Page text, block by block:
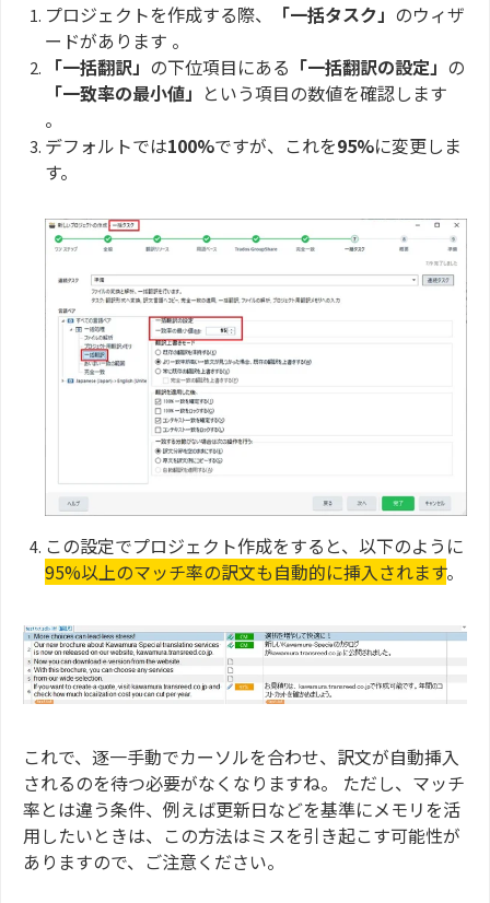
プロジェクトを作成する際、 「一括タスク」 のウィザ
ードがあります 。
「一括翻訳」 の下位項目にある 「一括翻訳の設定」 の
「一致率の最小値」 という項目の数値を確認します
。
デフォルトでは100%ですが、これを95%に変更しま
す。
この設定でプロジェクト作成をすると、以下のように
95%以上のマッチ率の訳文も自動的に挿入されます。
これで、逐一手動でカーソルを合わせ、訳文が自動挿入
されるのを待つ必要がなくなりますね。 ただし、マッチ
率とは違う条件、例えば更新日などを基準にメモリを活
用したいときは、この方法はミスを引き起こす可能性が
ありますので、ご注意ください。